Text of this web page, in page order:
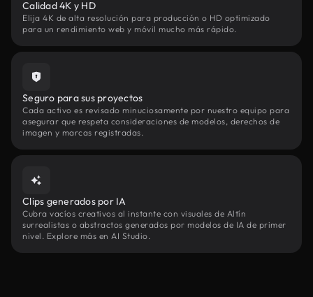
Calidad 4K y HD
Elija 4K de alta resolución para producción o HD optimizado
para un rendimiento web y móvil mucho más rápido.
Seguro para sus proyectos
Cada activo es revisado minuciosamente por nuestro equipo para
asegurar que respeta consideraciones de modelos, derechos de
imagen y marcas registradas.
Clips generados por IA
Cubra vacíos creativos al instante con visuales de Altín
surrealistas o abstractos generados por modelos de IA de primer
nivel. Explore más en AI Studio.